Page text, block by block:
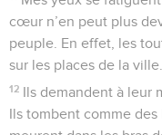
cœur n’en peut plus
peuple. En effet, les
sur les places de la ville.
12 Ils demandent à leur
Ils tombent comme